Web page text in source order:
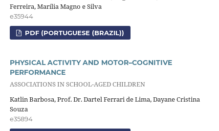
Ferreira, Marília Magno e Silva
e35944
PDF (PORTUGUESE (BRAZIL))
PHYSICAL ACTIVITY AND MOTOR–COGNITIVE
PERFORMANCE
ASSOCIATIONS IN SCHOOL-AGED CHILDREN
Katlin Barbosa, Prof. Dr. Dartel Ferrari de Lima, Dayane Cristina
Souza
e35894